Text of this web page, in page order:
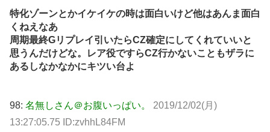
特化ゾーンとかイケイケの時は面白いけど他はあんま面白
くねえなあ
周期最終Gリプレイ引いたらCZ確定にしてくれていいと
思うんだけどな。レア役ですらCZ行かないこともザラに
あるしなかなかにキツい台よ
98: 名無しさん＠お腹いっぱい。
2019/12/02(月)
13:27:05.75 ID:zvhhL84FM